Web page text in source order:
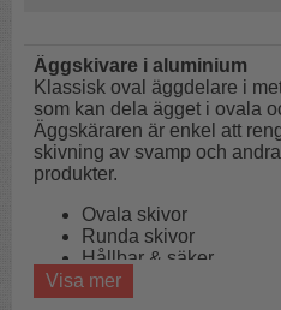
Äggskivare i aluminium
Klassisk oval äggdelare i
som kan dela ägget i ovala
Äggskäraren är enkel att
skivning av svamp och
produkter.
Ovala skivor
Runda skivor
Hållbar & säker
Tänk på att aluminium
Visa mer